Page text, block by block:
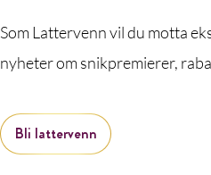
Som Lattervenn vil du motta
nyheter om snikpremierer,
Bli lattervenn